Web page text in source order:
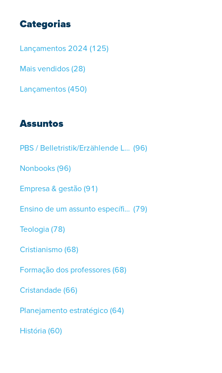
Categorias
Lançamentos 2024 (125)
Mais vendidos(28)
Lançamentos(450)
Assuntos
PBS / Belletristik/Erzählende Literatur (96)
Nonbooks(96)
Empresa & gestão(91)
Ensino de um assunto específico (79)
Teologia(78)
Cristianismo(68)
Formação dos professores(68)
Cristandade(66)
Planejamento estratégico(64)
História(60)